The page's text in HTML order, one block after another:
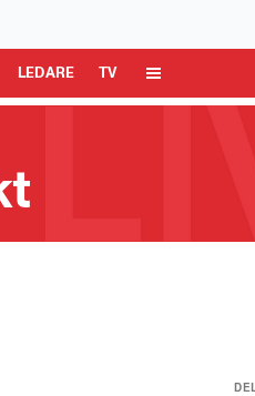
LEDARE TV
AB är ansvarig för dina data på